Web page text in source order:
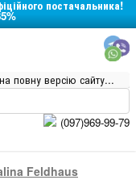
постачальника!
повну версію сайту...
(097)969-99-79
Feldhaus